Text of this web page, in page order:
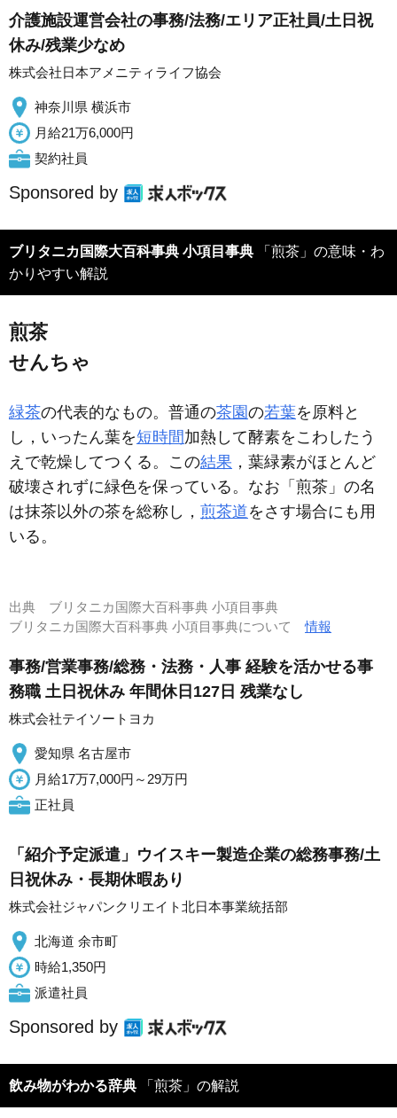
介護施設運営会社の事務/法務/エリア正社員/土日祝
休み/残業少なめ
株式会社日本アメニティライフ協会
神奈川県 横浜市
月給21万6,000円
契約社員
Sponsored by
ブリタニカ国際大百科事典 小項目事典
かりやすい解説
煎茶
せんちゃ
緑茶の代表的なもの。普通の茶園の若葉を原料と
し，いったん葉を短時間加熱して酵素をこわしたう
えで乾燥してつくる。この結果 ，葉緑素がほとんど
破壊されずに緑色を保っている。なお「煎茶」の名
は抹茶以外の茶を総称し， 煎茶道をさす場合にも用
いる。
出典 ブリタニカ国際大百科事典 小項目事典
ブリタニカ国際大百科事典 小項目事典について情報
事務/営業事務/総務・法務・人事 経験を活かせる事
務職 土日祝休み 年間休日127日 残業なし
株式会社テイソートヨカ
愛知県 名古屋市
月給17万7,000円～29万円
正社員
「紹介予定派遣」ウイスキー製造企業の総務事務/土
日祝休み・長期休暇あり
株式会社ジャパンクリエイト北日本事業統括部
北海道 余市町
時給1,350円
派遣社員
Sponsored by
飲み物がわかる辞典 「煎茶」の解説